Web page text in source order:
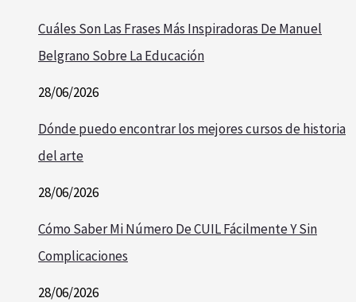
Cuáles Son Las Frases Más Inspiradoras De Manuel
Belgrano Sobre La Educación
28/06/2026
Dónde puedo encontrar los mejores cursos de historia
del arte
28/06/2026
Cómo Saber Mi Número De CUIL Fácilmente Y Sin
Complicaciones
28/06/2026